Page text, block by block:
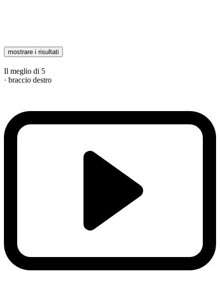
mostrare i risultati
Il meglio di 5
· braccio destro